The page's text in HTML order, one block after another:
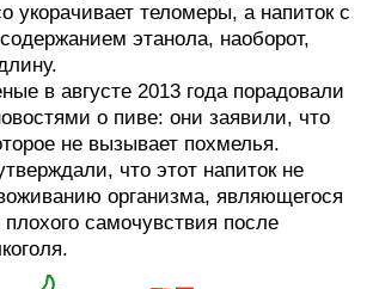
укорачивает теломеры, а напиток с
этанола, наоборот,
в августе 2013 года порадовали
о пиве: они заявили, что
не вызывает похмелья.
что этот напиток не
организма, являющегося
самочувствия после